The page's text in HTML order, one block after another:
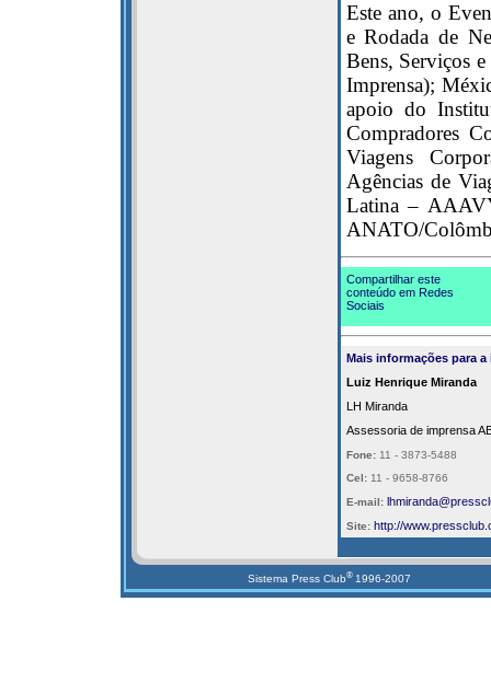
Este ano, o
e Rodada de
Bens, Serviços
Imprensa);
apoio do
Compradores
Viagens
Agências de
Latina –
ANATO/
Compartilhar este
conteúdo em Redes
Sociais
Mais informações para a
Luiz Henrique Miranda
LH Miranda
Assessoria de imprensa
Fone: 11 - 3873-5488
Cel:11 - 9658-8766
E-mail:
Site: http://
Sistema Press Club® 1996-2007